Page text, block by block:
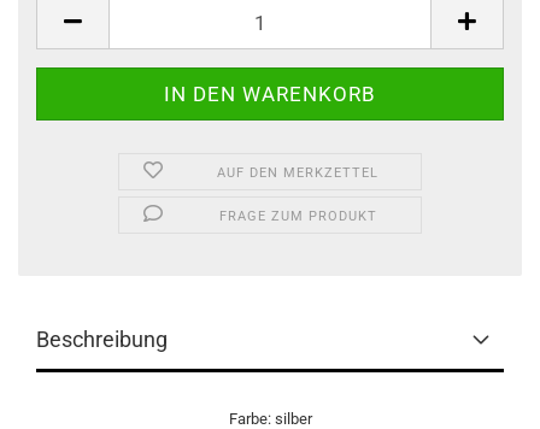
AUF DEN MERKZETTEL
FRAGE ZUM PRODUKT
Beschreibung
Farbe: silber